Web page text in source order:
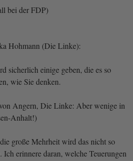
bei der FDP)
Hohmann (Die Linke):
sicherlich einige geben, die es so
wie Sie denken.
Angern, Die Linke: Aber wenige in
Anhalt!)
große Mehrheit wird das nicht so
Ich erinnere daran, welche Teuerungen